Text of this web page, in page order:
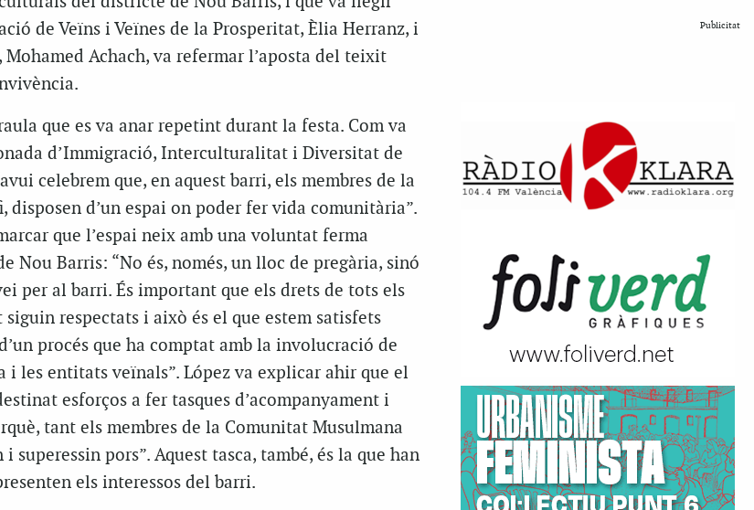
de Veïns i Veïnes de la Prosperitat, Èlia Herranz, i
Achach, va refermar l’aposta del teixit
que es va anar repetint durant la festa. Com va
d’Immigració, Interculturalitat i Diversitat de
celebrem que, en aquest barri, els membres de la
disposen d’un espai on poder fer vida comunitària”.
que l’espai neix amb una voluntat ferma
Nou Barris: “No és, només, un lloc de pregària, sinó
per al barri. És important que els drets de tots els
respectats i això és el que estem satisfets
procés que ha comptat amb la involucració de
les entitats veïnals”. López va explicar ahir que el
esforços a fer tasques d’acompanyament i
tant els membres de la Comunitat Musulmana
superessin pors”. Aquest tasca, també, és la que han
els interessos del barri.
Publicitat